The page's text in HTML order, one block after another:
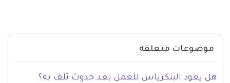
موضوعات متعلقة
هل يعود البنكرياس للعمل بعد حدوث تلف به؟